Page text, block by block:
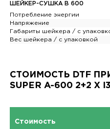
ШЕЙКЕР-СУШКА B 600
Потребление энергии
Напряжение
Габариты шейкера / с
Вес шейкера / с упаковкой
СТОИМОСТЬ DTF
SUPER A-600 2+2 X
Стоимость